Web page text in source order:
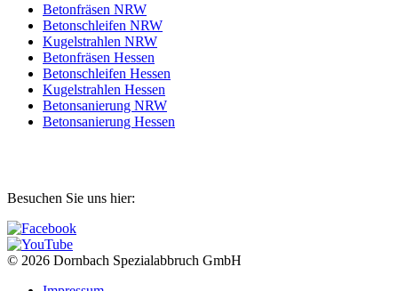
Betonfräsen NRW
Betonschleifen NRW
Kugelstrahlen NRW
Betonfräsen Hessen
Betonschleifen Hessen
Kugelstrahlen Hessen
Betonsanierung NRW
Betonsanierung Hessen
Besuchen Sie uns hier:
© 2026 Dornbach Spezialabbruch GmbH